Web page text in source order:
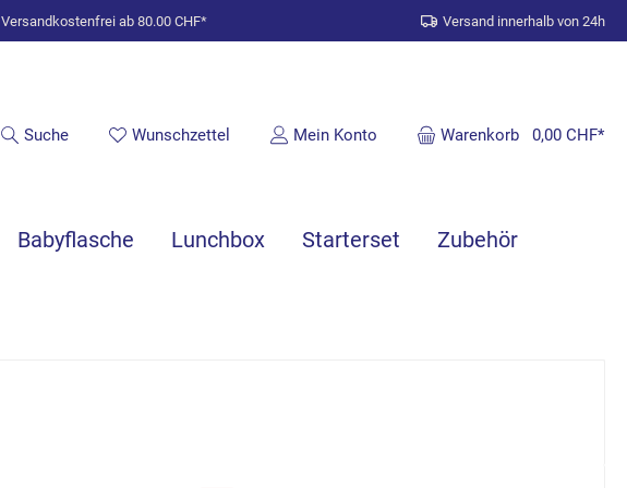
Versandkostenfrei ab 80.00 CHF* Versand innerhalb von 24h
Suche Wunschzettel Mein Konto Warenkorb 0,00 CHF*
Babyflasche Lunchbox Starterset Zubehör